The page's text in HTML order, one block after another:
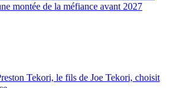
montée de la méfiance avant 2027
Tekori, le fils de Joe Tekori, choisit